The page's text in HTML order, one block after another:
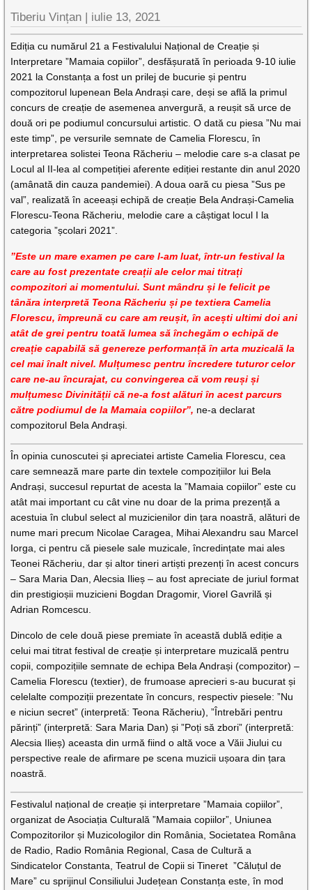
Tiberiu Vințan | iulie 13, 2021
Ediția cu numărul 21 a Festivalului Național de Creație și
Interpretare ”Mamaia copiilor”, desfășurată în perioada 9-10 iulie
2021 la Constanța a fost un prilej de bucurie și pentru
compozitorul lupenean Bela Andrași care, deși se află la primul
concurs de creație de asemenea anvergură, a reușit să urce de
două ori pe podiumul concursului artistic. O dată cu piesa ”Nu mai
este timp”, pe versurile semnate de Camelia Florescu, în
interpretarea solistei Teona Răcheriu – melodie care s-a clasat pe
Locul al II-lea al competiției aferente ediției restante din anul 2020
(amânată din cauza pandemiei). A doua oară cu piesa ”Sus pe
val”, realizată în aceeași echipă de creație Bela Andrași-Camelia
Florescu-Teona Răcheriu, melodie care a câștigat locul I la
categoria ”școlari 2021”.
”Este un mare examen pe care l-am luat, într-un festival la
care au fost prezentate creații ale celor mai titrați
compozitori ai momentului. Sunt mândru și le felicit pe
tânăra interpretă Teona Răcheriu și pe textiera Camelia
Florescu, împreună cu care am reușit, în acești ultimi doi ani
atât de grei pentru toată lumea să închegăm o echipă de
creație capabilă să genereze performanță în arta muzicală la
cel mai înalt nivel. Mulțumesc pentru încredere tuturor celor
care ne-au încurajat, cu convingerea că vom reuși și
mulțumesc Divinității că ne-a fost alături în acest parcurs
către podiumul de la Mamaia copiilor”, ne-a declarat
compozitorul Bela Andrași.
În opinia cunoscutei și apreciatei artiste Camelia Florescu, cea
care semnează mare parte din textele compozițiilor lui Bela
Andrași, succesul repurtat de acesta la ”Mamaia copiilor” este cu
atât mai important cu cât vine nu doar de la prima prezență a
acestuia în clubul select al muzicienilor din țara noastră, alături de
nume mari precum Nicolae Caragea, Mihai Alexandru sau Marcel
Iorga, ci pentru că piesele sale muzicale, încredințate mai ales
Teonei Răcheriu, dar și altor tineri artiști prezenți în acest concurs
– Sara Maria Dan, Alecsia Ilieș – au fost apreciate de juriul format
din prestigioșii muzicieni Bogdan Dragomir, Viorel Gavrilă și
Adrian Romcescu.
Dincolo de cele două piese premiate în această dublă ediție a
celui mai titrat festival de creație și interpretare muzicală pentru
copii, compozițiile semnate de echipa Bela Andrași (compozitor) –
Camelia Florescu (textier), de frumoase aprecieri s-au bucurat și
celelalte compoziții prezentate în concurs, respectiv piesele: ”Nu
e niciun secret” (interpretă: Teona Răcheriu), ”Întrebări pentru
părinți” (interpretă: Sara Maria Dan) și ”Poți să zbori” (interpretă:
Alecsia Ilieș) aceasta din urmă fiind o altă voce a Văii Jiului cu
perspective reale de afirmare pe scena muzicii ușoara din țara
noastră.
Festivalul național de creație și interpretare ”Mamaia copiilor”,
organizat de Asociația Culturală ”Mamaia copiilor”, Uniunea
Compozitorilor și Muzicologilor din România, Societatea Româna
de Radio, Radio România Regional, Casa de Cultură a
Sindicatelor Constanta, Teatrul de Copii si Tineret ”Căluțul de
Mare” cu sprijinul Consiliului Județean Constanța este, în mod